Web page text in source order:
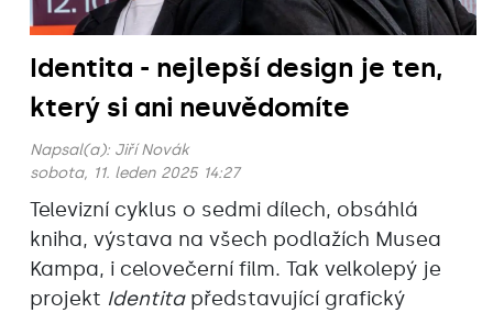
Identita - nejlepší design je ten,
který si ani neuvědomíte
Napsal(a): Jiří Novák
sobota, 11. leden 2025 14:27
Televizní cyklus o sedmi dílech, obsáhlá
kniha, výstava na všech podlažích Musea
Kampa, i celovečerní film. Tak velkolepý je
projekt Identitapředstavující grafický